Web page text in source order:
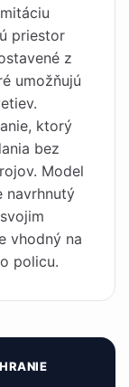
priestor
z
umožňujú
ktorý
bez
Model
navrhnutý
vhodný na
policu.